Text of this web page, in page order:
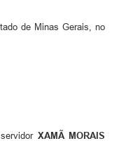
de Minas Gerais, no
XAMÃ MORAIS